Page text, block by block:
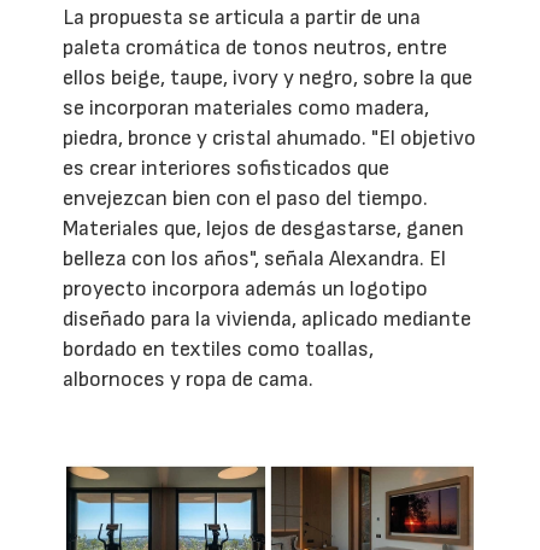
La propuesta se articula a partir de una
paleta cromática de tonos neutros, entre
ellos beige, taupe, ivory y negro, sobre la que
se incorporan materiales como madera,
piedra, bronce y cristal ahumado. "El objetivo
es crear interiores sofisticados que
envejezcan bien con el paso del tiempo.
Materiales que, lejos de desgastarse, ganen
belleza con los años", señala Alexandra. El
proyecto incorpora además un logotipo
diseñado para la vivienda, aplicado mediante
bordado en textiles como toallas,
albornoces y ropa de cama.